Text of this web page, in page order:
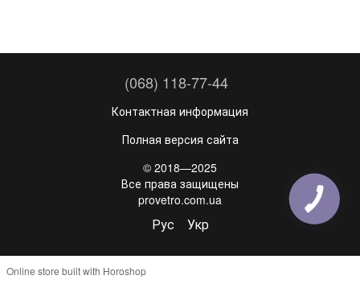
(068) 118-77-44
Контактная информация
Полная версия сайта
© 2018—2025
Все права защищены
provetro.com.ua
Рус Укр
Online store built with Horoshop